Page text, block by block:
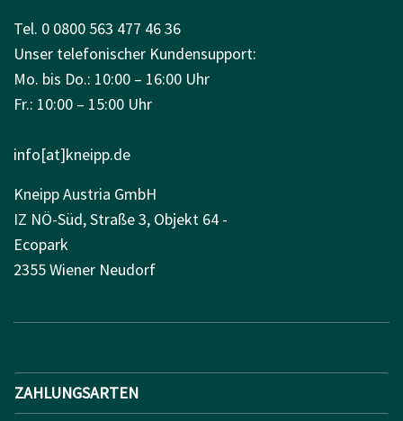
Tel. 0 0800 563 477 46 36
Unser telefonischer Kundensupport:
Mo. bis Do.: 10:00 – 16:00 Uhr
Fr.: 10:00 – 15:00 Uhr
info[at]kneipp.de
Kneipp Austria GmbH
IZ NÖ-Süd, Straße 3, Objekt 64 -
Ecopark
2355 Wiener Neudorf
ZAHLUNGSARTEN